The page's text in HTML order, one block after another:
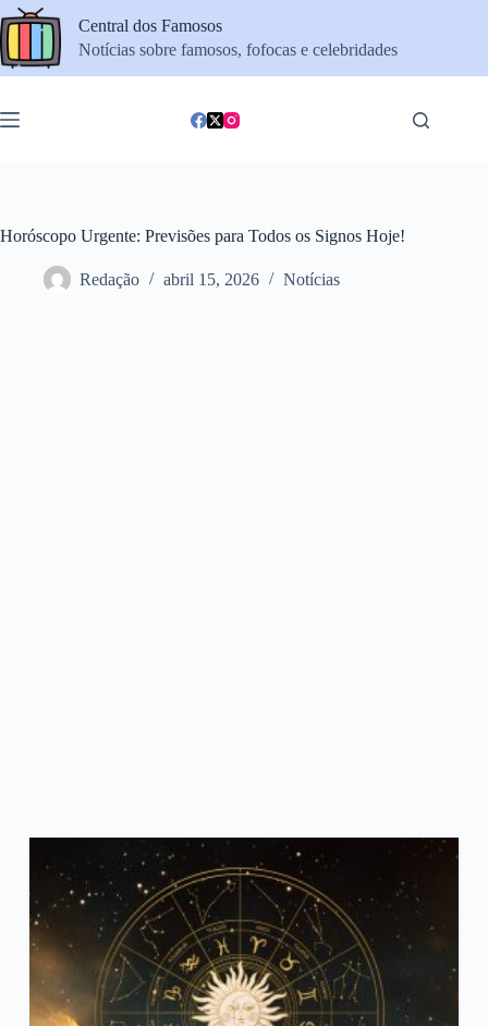
Pular
para
o
conteúdo
Central dos Famosos
Notícias sobre famosos, fofocas e celebridades
Horóscopo Urgente: Previsões para Todos os Signos Hoje!
Redação abril 15, 2026 Notícias